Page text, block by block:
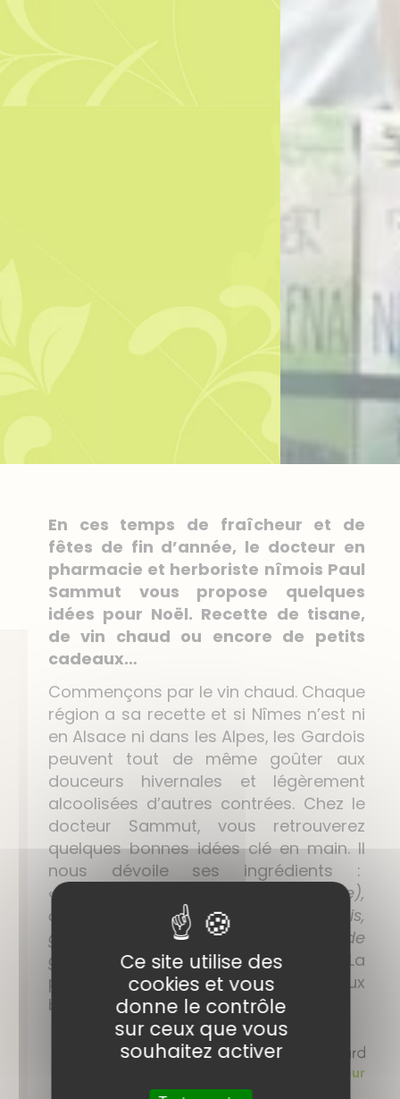
En ces temps de fraîcheur et de
fêtes de fin d’année, le docteur en
pharmacie et herboriste nîmois Paul
Sammut vous propose quelques
idées pour Noël. Recette de tisane,
de vin chaud ou encore de petits
cadeaux…
Commençons par le vin chaud. Chaque
région a sa recette et si Nîmes n’est ni
en Alsace ni dans les Alpes, les Gardois
peuvent tout de même goûter aux
douceurs hivernales et légèrement
alcoolisées d’autres contrées. Chez le
docteur Sammut, vous retrouverez
quelques bonnes idées clé en main. Il
nous dévoile ses ingrédients :
«
Cannelle, oranger (orange amère),
cardamome, badiane, anis,
gingembre, cynorhodon, clou de
girofle et pétales de rose.
» La
préparation est vendue pour deux
bouteilles de vin soit 1,5 litre.
> lire l'article complet sur
Ce site utilise des
cookies et vous
donne le contrôle
sur ceux que vous
souhaitez activer